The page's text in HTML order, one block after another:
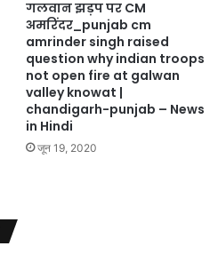
गलवान झड़प पर CM
अमरिंदर_punjab cm
amrinder singh raised
question why indian troops
not open fire at galwan
valley knowat |
chandigarh-punjab – News
in Hindi
जून 19, 2020